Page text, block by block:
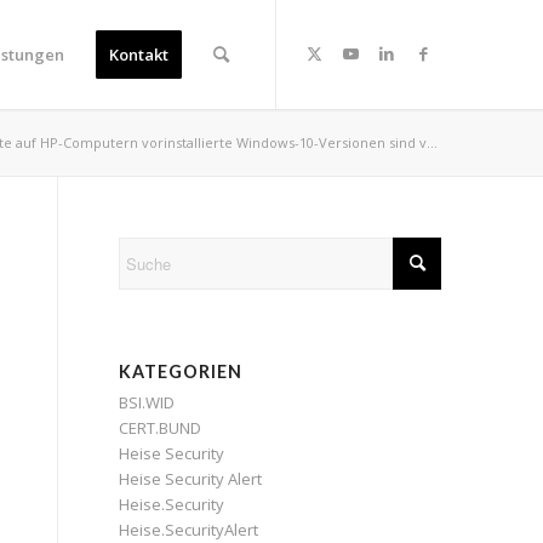
Kontakt
auf HP-Computern vorinstallierte Windows-10-Versionen sind v...
KATEGORIEN
BSI.WID
CERT.BUND
Heise Security
Heise Security Alert
Heise.Security
Heise.SecurityAlert